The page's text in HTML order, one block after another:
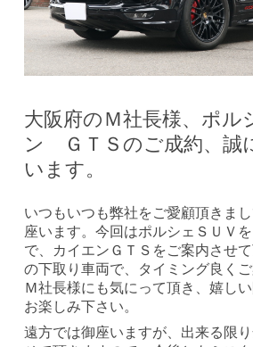
大阪府のＭ社長様、ポ
ン ＧＴＳのご成約、誠
います。
いつもいつも弊社をご愛顧頂きま
座います。今回はポルシェＳＵＶ
で、カイエンＧＴＳをご案内させ
の下取り車両で、タイミング良くご
Ｍ社長様にも気にって頂き、嬉しい
お楽しみ下さい。
遠方では御座いますが、出来る限